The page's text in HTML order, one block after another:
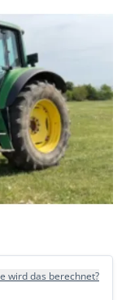
wird das berechnet?